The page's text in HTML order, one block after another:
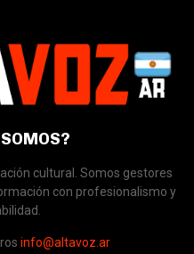
cultural. Somos gestores
con profesionalismo y
info@altavoz.ar